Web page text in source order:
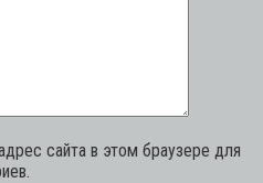
сайта в этом браузере для